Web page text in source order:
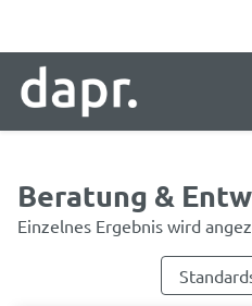
Beratung &
Einzelnes Ergebnis wird